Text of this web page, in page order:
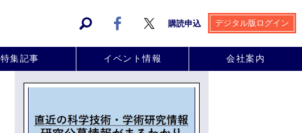
購読申込 デジタル版ログイン
特集記事 イベント情報 会社案内